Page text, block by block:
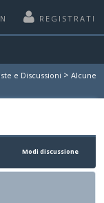
REGISTRATI
e Discussioni > Alcune
Modi discussione